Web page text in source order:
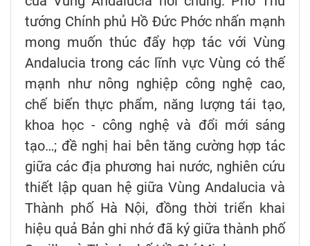
tướng Chính phủ Hồ Đức Phớc nhấn mạnh
mong muốn thúc đẩy hợp tác với Vùng
Andalucia trong các lĩnh vực Vùng có thế
mạnh như nông nghiệp công nghệ cao,
chế biến thực phẩm, năng lượng tái tạo,
khoa học - công nghệ và đổi mới sáng
tạo…; đề nghị hai bên tăng cường hợp tác
giữa các địa phương hai nước, nghiên cứu
thiết lập quan hệ giữa Vùng Andalucia và
Thành phố Hà Nội, đồng thời triển khai
hiệu quả Bản ghi nhớ đã ký giữa thành phố